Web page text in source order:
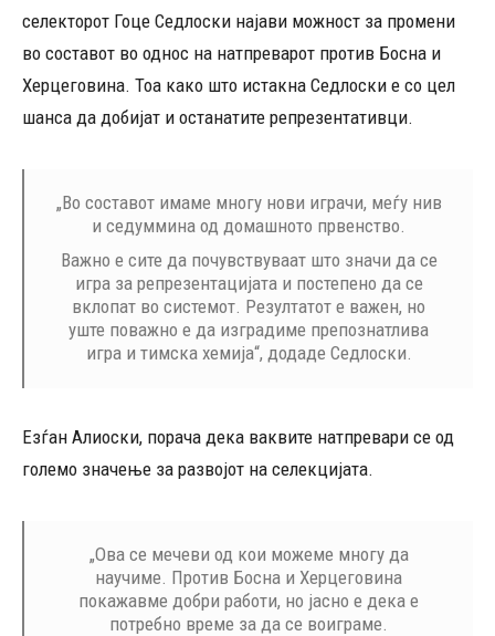
селекторот Гоце Седлоски најави можност за промени
во составот во однос на натпреварот против Босна и
Херцеговина. Тоа како што истакна Седлоски е со цел
шанса да добијат и останатите репрезентативци.
„Во составот имаме многу нови играчи, меѓу нив
и седуммина од домашното првенство.
Важно е сите да почувствуваат што значи да се
игра за репрезентацијата и постепено да се
вклопат во системот. Резултатот е важен, но
уште поважно е да изградиме препознатлива
игра и тимска хемија“, додаде Седлоски.
Езѓан Алиоски, порача дека ваквите натпревари се од
големо значење за развојот на селекцијата.
„Ова се мечеви од кои можеме многу да
научиме. Против Босна и Херцеговина
покажавме добри работи, но јасно е дека е
потребно време за да се воиграме.